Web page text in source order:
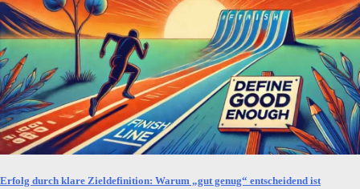
Erfolg durch klare Zieldefinition: Warum „gut genug“ entscheidend ist